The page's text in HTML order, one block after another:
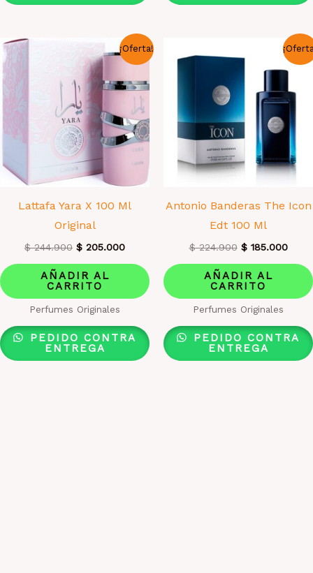
¡Oferta!
Lattafa Yara X 100 Ml
Original
$244.900 El
original
era:
$ 244.900.
$ 205.000El
actual
$ 205.000.
AÑADIR AL
CARRITO
Perfumes Originales
PEDIDO CONTRA
ENTREGA
Antonio Banderas The Icon
Edt 100 Ml
$224.900 El
original
era:
$ 224.900.
$185.000El
$
AÑADIR AL
CARRITO
Perfumes Originales
PEDIDO CONTRA
ENTREGA